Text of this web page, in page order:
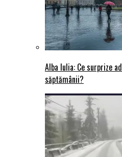
Alba Iulia: Ce surprize
săptămânii?